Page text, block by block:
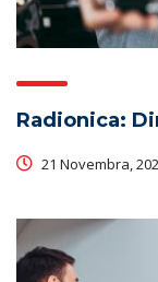
Radionica:
21 Novembra,